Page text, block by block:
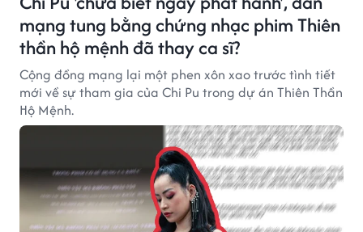
mạng tung bằng chứng nhạc phim Thiên
thần hộ mệnh đã thay ca sĩ?
Cộng đồng mạng lại một phen xôn xao trước tình tiết
mới về sự tham gia của Chi Pu trong dự án Thiên Thần
Hộ Mệnh.